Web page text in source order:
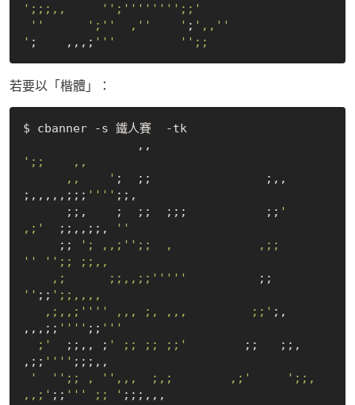
';;;,,     ' ';' '' '' '' ';;'
''
';' '  ,' '    ' ; ',,' '
' ;    ,,,; '' '         '
若要以「楷體」：
$ cbanner -s 鐵人賽  -tk
';;    ,,
      ,,    '
;  ;;                ;,,
;,,,,,;;; '' '' ;;,
      ;;,    ;  ;;  ;;;           ;;
'
,;'
  ;;,,;;,
''
     ;;
'; ,,;' ';;  ,            ,;;
' ' ' ';; ;;,,
    ,;      ;;,,;;'
'' ''
'' ;; ';;,,,,
   ,;,,;'
'' ' ,,, ;, ,,,         ;;' ;,
,,,;; '' '' ;; '' '
  ;'
  ;;,, ;
' ;; ;; ;;'
        ;;   ;;,
,;; '' '' ;;;,,
'  ' ';; , ' ',,,  ;,;        ,;'
';;,
,,;' ;; '' ' ;; ' ;;;,,,